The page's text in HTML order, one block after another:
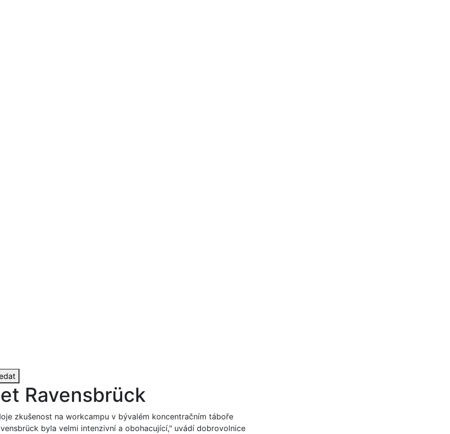
Ravensbrück
zkušenost na workcampu v bývalém koncentračním táboře
byla velmi intenzivní a obohacující," uvádí dobrovolnice